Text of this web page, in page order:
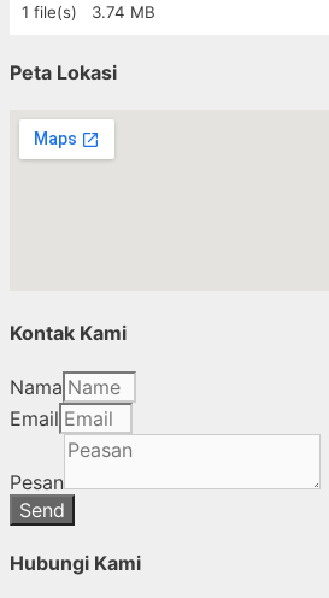
1 file(s) 3.74 MB
Peta Lokasi
Kontak Kami
Nama
Email
Pesan
Send
Hubungi Kami